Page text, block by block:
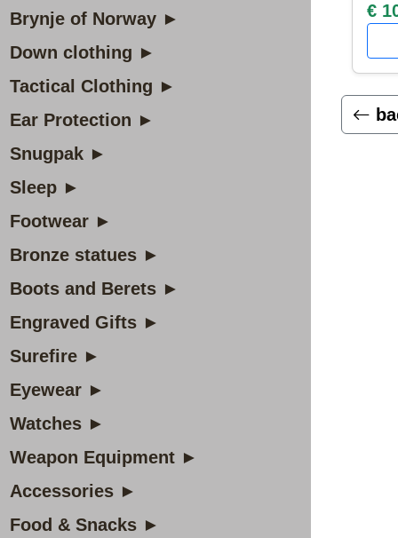
Brynje of Norway ►
Down clothing ►
Tactical Clothing ►
Ear Protection ►
Snugpak ►
Sleep ►
Footwear ►
Bronze statues ►
Boots and Berets ►
Engraved Gifts ►
Surefire ►
Eyewear ►
Watches ►
Weapon Equipment ►
Accessories ►
Food & Snacks ►
€